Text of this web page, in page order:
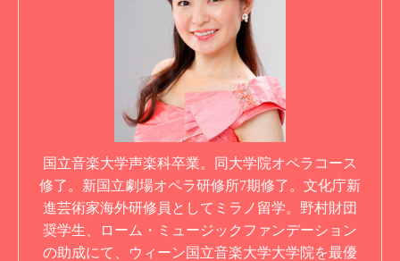
国立音楽大学声楽科卒業。同大学院オペラコース
修了。新国立劇場オペラ研修所7期修了。文化庁新
進芸術家海外研修員としてミラノ留学。野村財団
奨学生、ローム・ミュージックファンデーション
の助成にて、ウィーン国立音楽大学大学院を最優